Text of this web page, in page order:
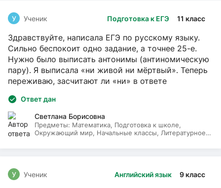
Подготовка к ЕГЭ 11 класс
У Ученик
Здравствуйте, написала ЕГЭ по русскому языку.
Сильно беспокоит одно задание, а точнее 25-е.
Нужно было выписать антонимы (антиномическую
пару). Я выписала «ни живой ни мёртвый». Теперь
переживаю, засчитают ли «ни» в ответе
Ответ дан
Светлана Борисовна
Предметы: Математика, Подготовка к школе,
Окружающий мир, Начальные классы, Литературное
Английский язык 9 класс
У Ученик